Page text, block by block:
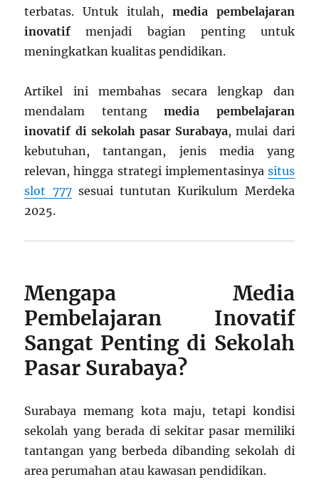
terbatas. Untuk itulah, media pembelajaran
inovatif menjadi bagian penting untuk
meningkatkan kualitas pendidikan.
Artikel ini membahas secara lengkap dan
mendalam tentangmedia pembelajaran
inovatif di sekolah pasar Surabaya, mulai dari
kebutuhan, tantangan, jenis media yang
relevan, hingga strategi implementasinya situs
slot 777sesuai tuntutan Kurikulum Merdeka
2025.
Mengapa Media
Pembelajaran Inovatif
Sangat Penting di Sekolah
Pasar Surabaya?
Surabaya memang kota maju, tetapi kondisi
sekolah yang berada di sekitar pasar memiliki
tantangan yang berbeda dibanding sekolah di
area perumahan atau kawasan pendidikan.